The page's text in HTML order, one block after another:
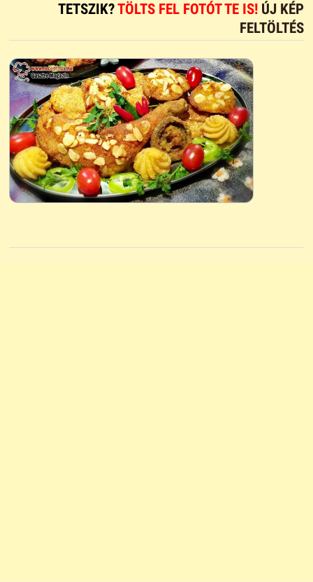
TETSZIK?TÖLTS FEL FOTÓT TE IS! ÚJ KÉP
FELTÖLTÉS